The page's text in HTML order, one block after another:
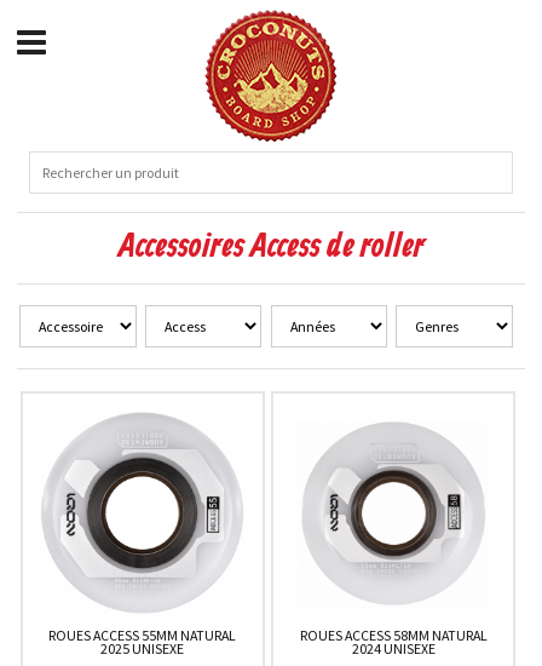
Accessoires Access de roller
ROUES ACCESS 55MM NATURAL
2025 UNISEXE
ROUES ACCESS 58MM NATURAL
2024 UNISEXE